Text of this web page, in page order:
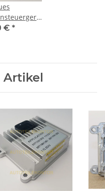
C Meriva
€ *
Artikel